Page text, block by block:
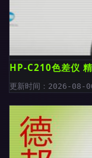
HP-C210色差仪
更新时间：2026-